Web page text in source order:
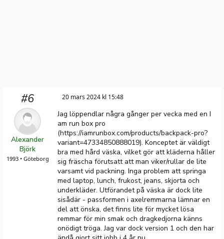
#6
Alexander
Björk
1993 • Göteborg
20 mars 2024 kl 15:48
Jag löppendlar några gånger per vecka med en I
am run box pro
(https://iamrunbox.com/products/backpack-pro?
variant=47334850888019). Konceptet är väldigt
bra med hård väska, vilket gör att kläderna håller
sig fräscha förutsatt att man viker/rullar de lite
varsamt vid packning. Inga problem att springa
med laptop, lunch, frukost, jeans, skjorta och
underkläder. Utförandet på väska är dock lite
sisådär - passformen i axelremmarna lämnar en
del att önska, det finns lite för mycket lösa
remmar för min smak och dragkedjorna känns
onödigt tröga. Jag var dock version 1 och den har